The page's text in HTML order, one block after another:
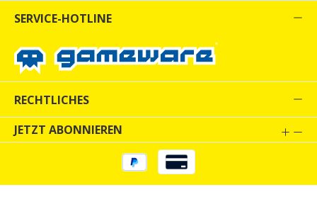
SERVICE-HOTLINE
RECHTLICHES
JETZT ABONNIEREN